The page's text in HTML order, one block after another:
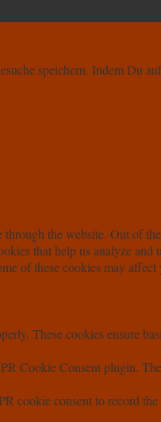
speichern. Indem
the website. Out of
that help us analyze
of these cookies may
These cookies ensure
Cookie Consent plugin.
cookie consent to record